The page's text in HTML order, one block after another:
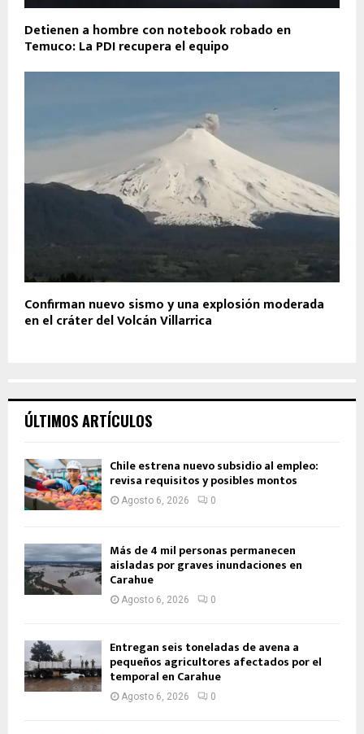
Detienen a hombre con notebook robado en
Temuco: La PDI recupera el equipo
Confirman nuevo sismo y una explosión moderada
en el cráter del Volcán Villarrica
ÚLTIMOS ARTÍCULOS
Chile estrena nuevo subsidio al empleo:
revisa requisitos y posibles montos
Agosto 6, 2026 0
Más de 4 mil personas permanecen
aisladas por graves inundaciones en
Carahue
Agosto 6, 2026 0
Entregan seis toneladas de avena a
pequeños agricultores afectados por el
temporal en Carahue
Agosto 6, 2026 0